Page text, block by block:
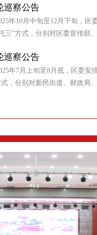
巡察公告
年10月中旬至12月下旬，区
三”方式，分别对区委宣传部
巡察公告
年7月上旬至8月底，区委安
，分别对新民街道、财政局